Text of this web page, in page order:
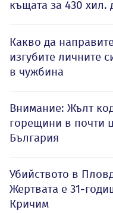
къщата за 430 хил.
Какво да
изгубите личните
в чужбина
Внимание: Жълт
горещини в почти
България
Убийството в
Жертвата е 31-
Кричим